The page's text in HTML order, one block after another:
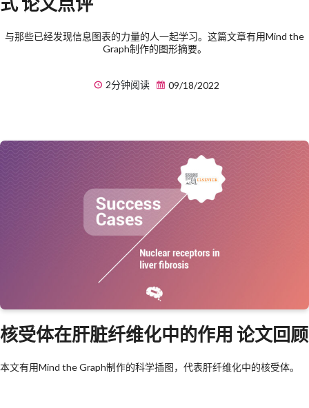
与那些已经发现信息图表的力量的人一起学习。这篇文章有用Mind the
Graph制作的图形摘要。
2分钟阅读 09/18/2022
核受体在肝脏纤维化中的作用 论文回顾
本文有用Mind the Graph制作的科学插图，代表肝纤维化中的核受体。